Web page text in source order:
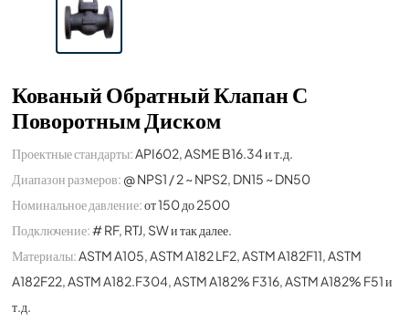
Кованый Обратный Клапан С
Поворотным Диском
Проектные стандарты: API602, ASME B16.34 и т.д.
Диапазон размеров: @ NPS1 / 2 ~ NPS2, DN15 ~ DN50
Номинальное давление:от 150 до 2500
Подключение:# RF, RTJ, SW и так далее.
Материалы: ASTM A105, ASTM A182 LF2, ASTM A182F11, ASTM
A182F22, ASTM A182.F304, ASTM A182% F316, ASTM A182% F51 и
т.д.